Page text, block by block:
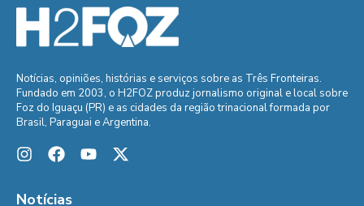
Notícias, opiniões, histórias e serviços sobre as Três Fronteiras.
Fundado em 2003, o H2FOZ produz jornalismo original e local sobre
Foz do Iguaçu (PR) e as cidades da região trinacional formada por
Brasil, Paraguai e Argentina.
Notícias